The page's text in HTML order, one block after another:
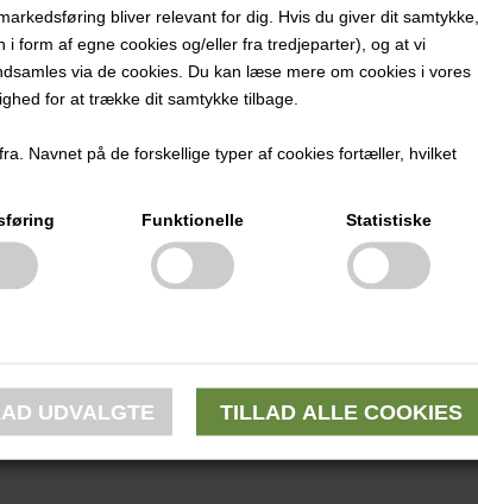
bliver relevant for dig. Hvis du giver dit samtykke,
form af egne cookies og/eller fra tredjeparter), og at vi
via de cookies. Du kan læse mere om cookies i vores
for at trække dit samtykke tilbage.
Navnet på de forskellige typer af cookies fortæller, hvilket
Funktionelle Statistiske